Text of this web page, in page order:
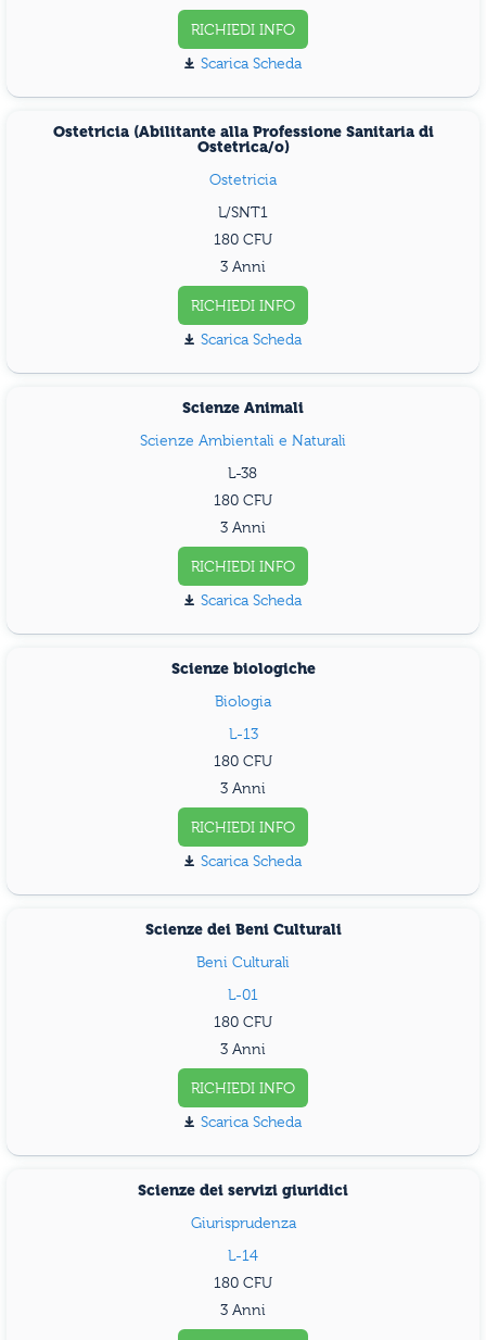
RICHIEDI INFO
Scarica Scheda
Ostetricia (Abilitante alla Professione Sanitaria di
Ostetrica/o)
Ostetricia
L/SNT1
180
3 Anni
RICHIEDI INFO
Scarica Scheda
Scienze Animali
Scienze Ambientali e Naturali
L-38
180
3 Anni
RICHIEDI INFO
Scarica Scheda
Scienze biologiche
Biologia
L-13
180
3 Anni
RICHIEDI INFO
Scarica Scheda
Scienze dei Beni Culturali
Beni Culturali
L-01
180
3 Anni
RICHIEDI INFO
Scarica Scheda
Scienze dei servizi giuridici
Giurisprudenza
L-14
180
3 Anni